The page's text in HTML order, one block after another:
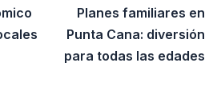
Planes familiares en
Punta Cana: diversión
para todas las edades